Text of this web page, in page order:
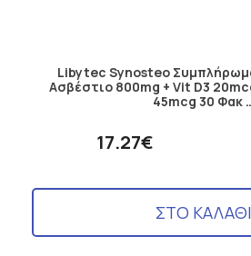
Libytec Synosteo
Ασβέστιο 800mg + Vit D3
45mcg 30 Φακ
17.27€
ΣΤΟ ΚΑΛΑΘΙ